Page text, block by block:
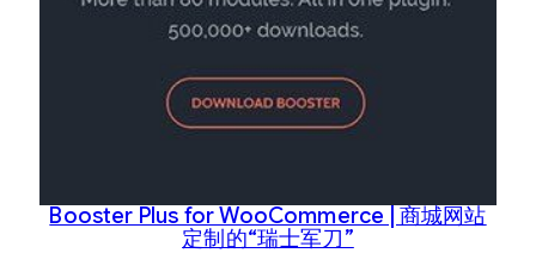
Booster Plus for WooCommerce | 商城网站
定制的“瑞士军刀”